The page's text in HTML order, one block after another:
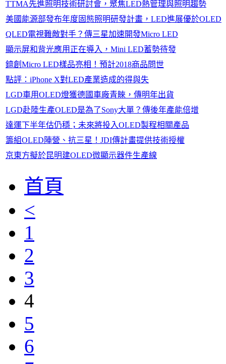
TTMA先進照明技術研討會，聚焦LED熱管理與照明趨勢
美國能源部發布年度固態照明研發計畫，LED進展優於OLED
QLED電視難敵對手？傳三星加速開發Micro LED
顯示屏和背光應用正在導入，Mini LED蓄勢待發
錼創Micro LED樣品亮相！預計2018商品問世
點評：iPhone X對LED產業造成的得與失
LGD車用OLED燈獲德國車廠青睞，傳明年出貨
LGD赴陸生產OLED是為了Sony大單？傳後年產能倍增
達運下半年估仍穩；未來將投入OLED製程相關產品
籌組OLED陣營、抗三星！JDI傳計畫提供技術授權
京東方擬於昆明建OLED微顯示器件生產線
首頁
<
1
2
3
4
5
6